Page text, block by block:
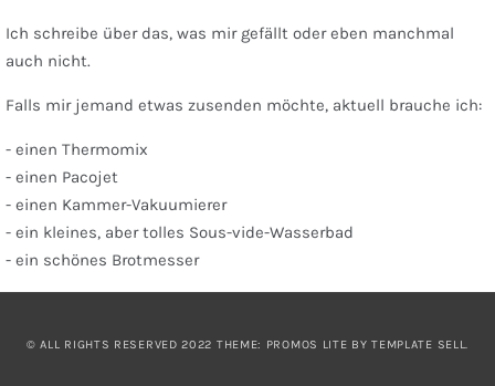
Ich schreibe über das, was mir gefällt oder eben manchmal
auch nicht.
Falls mir jemand etwas zusenden möchte, aktuell brauche ich:
- einen Thermomix
- einen Pacojet
- einen Kammer-Vakuumierer
- ein kleines, aber tolles Sous-vide-Wasserbad
- ein schönes Brotmesser
© ALL RIGHTS RESERVED 2022 THEME: PROMOS LITE BYTEMPLATE SELL.